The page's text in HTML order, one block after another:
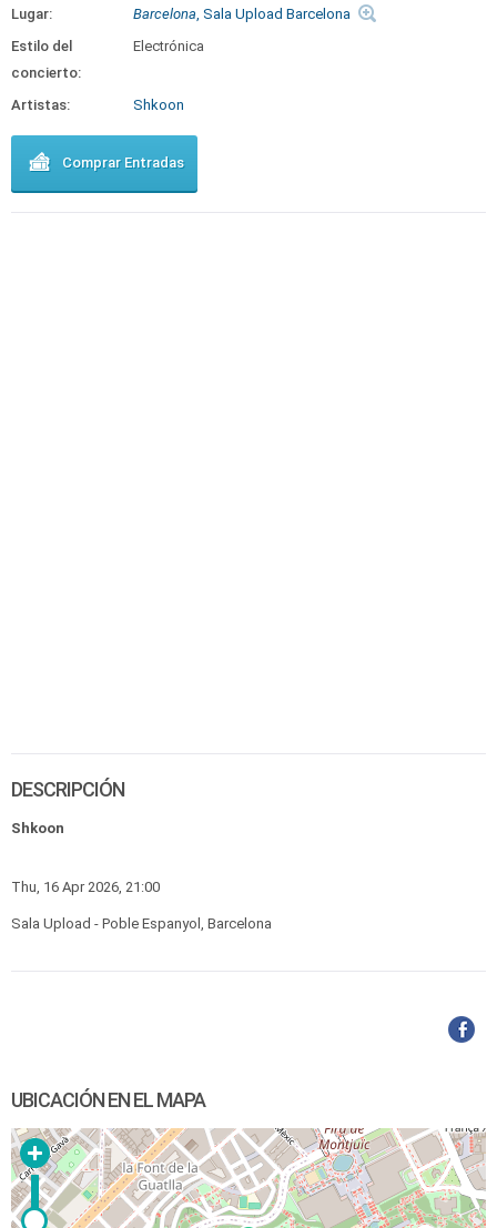
Lugar:
Barcelona, Sala Upload Barcelona
Estilo del
concierto:
Electrónica
Artistas: Shkoon
Comprar Entradas
DESCRIPCIÓN
Shkoon
Thu, 16 Apr 2026, 21:00
Sala Upload - Poble Espanyol, Barcelona
UBICACIÓN EN EL MAPA